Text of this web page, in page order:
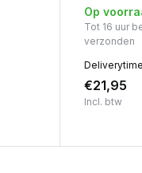
Op
Tot 16 uur
verzonden
Deliverytime
€21,95
Incl. btw